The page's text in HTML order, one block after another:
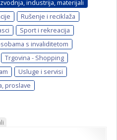
industrija, materijali
Rušenje i reciklaža
Sport i rekreacija
s invaliditetom
Trgovina - Shopping
Usluge i servisi
proslave